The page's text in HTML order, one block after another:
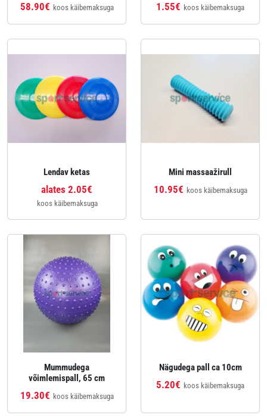
58.90€ koos käibemaksuga 1.55€ koos käibemaksuga
Lendav ketas
alates 2.05€
koos käibemaksuga
Mini massaažirull
10.95€ koos käibemaksuga
Mummudega
võimlemispall, 65 cm
19.30€ koos käibemaksuga
Nägudega pall ca 10cm
5.20€ koos käibemaksuga